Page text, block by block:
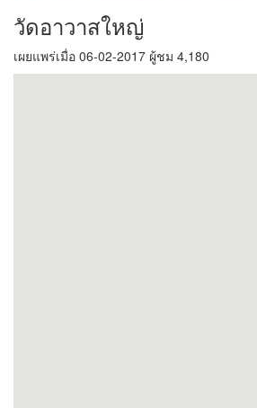
วัดอาวาสใหญ่
เผยแพร่เมื่อ 06-02-2017 ผู้ชม 4,180